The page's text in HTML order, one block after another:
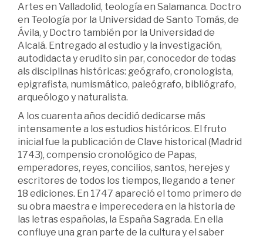
Artes en Valladolid, teología en Salamanca. Doctro
en Teología por la Universidad de Santo Tomás, de
Ávila, y Doctro también por la Universidad de
Alcalá. Entregado al estudio y la investigación,
autodidacta y erudito sin par, conocedor de todas
als disciplinas históricas: geógrafo, cronologista,
epigrafista, numismático, paleógrafo, bibliógrafo,
arqueólogo y naturalista.
A los cuarenta años decidió dedicarse más
intensamente a los estudios históricos. El fruto
inicial fue la publicación de Clave historical (Madrid
1743), compensio cronológico de Papas,
emperadores, reyes, concilios, santos, herejes y
escritores de todos los tiempos, llegando a tener
18 ediciones. En 1747 apareció el tomo primero de
su obra maestra e imperecedera en la historia de
las letras españolas, la España Sagrada. En ella
confluye una gran parte de la cultura y el saber